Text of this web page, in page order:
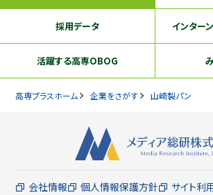
採用データ インター
活躍する高専OBOG
高専プラスホーム 企業をさがす 山崎製パン
会社情報 個人情報保護方針
サイト利